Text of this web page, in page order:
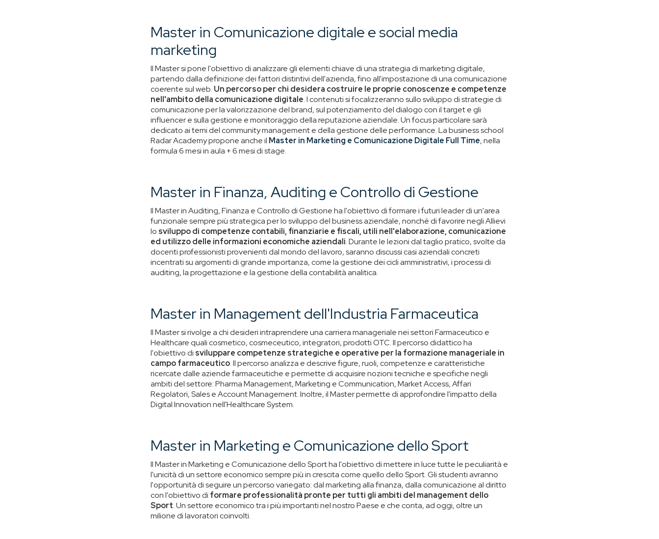
Master in Comunicazione digitale e social media
marketing
Il Master si pone l'obiettivo di analizzare gli elementi chiave di una strategia di marketing digitale,
partendo dalla definizione dei fattori distintivi dell'azienda, fino all'impostazione di una comunicazione
coerente sul web. Un percorso per chi desidera costruire le proprie conoscenze e competenze
nell'ambito della comunicazione digitale. I contenuti si focalizzeranno sullo sviluppo di strategie di
comunicazione per la valorizzazione del brand, sul potenziamento del dialogo con il target e gli
influencer e sulla gestione e monitoraggio della reputazione aziendale. Un focus particolare sarà
dedicato ai temi del community management e della gestione delle performance. La business school
Radar Academy propone anche il Master in Marketing e Comunicazione Digitale Full Time, nella
formula 6 mesi in aula + 6 mesi di stage.
Master in Finanza, Auditing e Controllo di Gestione
Il Master in Auditing, Finanza e Controllo di Gestione ha l'obiettivo di formare i futuri leader di un'area
funzionale sempre più strategica per lo sviluppo del business aziendale, nonché di favorire negli Allievi
lo sviluppo di competenze contabili, finanziarie e fiscali, utili nell'elaborazione, comunicazione
ed utilizzo delle informazioni economiche aziendali. Durante le lezioni dal taglio pratico, svolte da
docenti professionisti provenienti dal mondo del lavoro, saranno discussi casi aziendali concreti
incentrati su argomenti di grande importanza, come la gestione dei cicli amministrativi, i processi di
auditing, la progettazione e la gestione della contabilità analitica.
Master in Management dell'Industria Farmaceutica
Il Master si rivolge a chi desideri intraprendere una carriera manageriale nei settori Farmaceutico e
Healthcare quali cosmetico, cosmeceutico, integratori, prodotti OTC. Il percorso didattico ha
l'obiettivo di sviluppare competenze strategiche e operative per la formazione manageriale in
campo farmaceutico. Il percorso analizza e descrive figure, ruoli, competenze e caratteristiche
ricercate dalle aziende farmaceutiche e permette di acquisire nozioni tecniche e specifiche negli
ambiti del settore: Pharma Management, Marketing e Communication, Market Access, Affari
Regolatori, Sales e Account Management. Inoltre, il Master permette di approfondire l'impatto della
Digital Innovation nell'Healthcare System.
Master in Marketing e Comunicazione dello Sport
Il Master in Marketing e Comunicazione dello Sport ha l'obiettivo di mettere in luce tutte le peculiarità e
l'unicità di un settore economico sempre più in crescita come quello dello Sport. Gli studenti avranno
l'opportunità di seguire un percorso variegato: dal marketing alla finanza, dalla comunicazione al diritto
con l'obiettivo di formare professionalità pronte per tutti gli ambiti del management dello
Sport. Un settore economico tra i più importanti nel nostro Paese e che conta, ad oggi, oltre un
milione di lavoratori coinvolti.